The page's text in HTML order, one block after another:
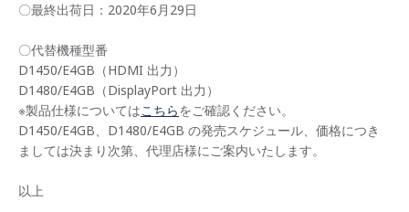
〇最終出荷日：2020年6月29日
〇代替機種型番
D1450/E4GB（HDMI 出力）
D1480/E4GB（DisplayPort 出力）
※製品仕様についてはこちらをご確認ください。
D1450/E4GB、D1480/E4GB の発売スケジュール、価格につき
ましては決まり次第、代理店様にご案内いたします。
以上